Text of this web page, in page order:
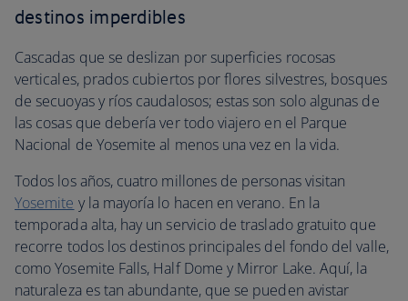
destinos imperdibles
Cascadas que se deslizan por superficies rocosas
verticales, prados cubiertos por flores silvestres, bosques
de secuoyas y ríos caudalosos; estas son solo algunas de
las cosas que debería ver todo viajero en el Parque
Nacional de Yosemite al menos una vez en la vida.
Todos los años, cuatro millones de personas visitan
Yosemite y la mayoría lo hacen en verano. En la
temporada alta, hay un servicio de traslado gratuito que
recorre todos los destinos principales del fondo del valle,
como Yosemite Falls, Half Dome y Mirror Lake. Aquí, la
naturaleza es tan abundante, que se pueden avistar